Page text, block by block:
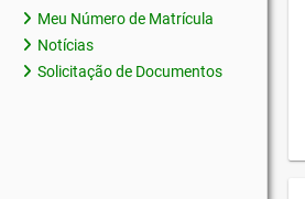
Meu Número de Matrícula
Notícias
Solicitação de Documentos